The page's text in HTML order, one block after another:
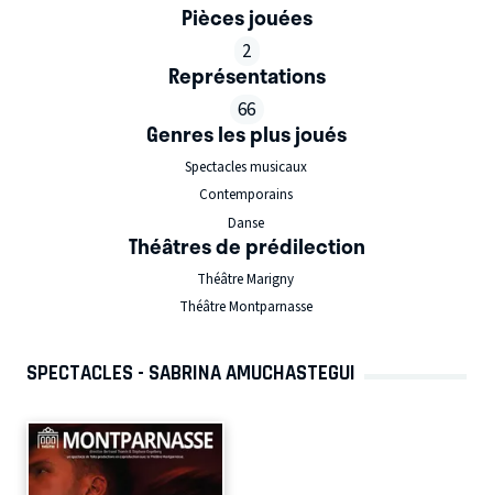
Pièces jouées
2
Représentations
66
Genres les plus joués
Spectacles musicaux
Contemporains
Danse
Théâtres de prédilection
Théâtre Marigny
Théâtre Montparnasse
SPECTACLES - SABRINA AMUCHASTEGUI